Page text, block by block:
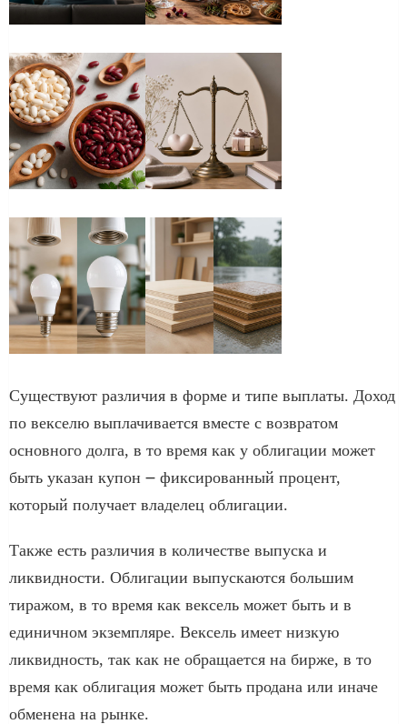
Существуют различия в форме и типе выплаты.​ Доход
по векселю выплачивается вместе с возвратом
основного долга, в то время как у облигации может
быть указан купон ౼ фиксированный процент,
который получает владелец облигации.​
Также есть различия в количестве выпуска и
ликвидности.​ Облигации выпускаются большим
тиражом, в то время как вексель может быть и в
единичном экземпляре.​ Вексель имеет низкую
ликвидность, так как не обращается на бирже, в то
время как облигация может быть продана или иначе
обменена на рынке.​